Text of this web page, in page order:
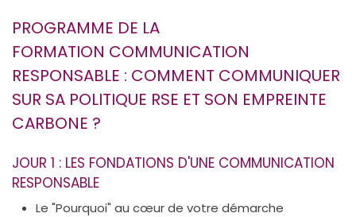
PROGRAMME DE LA
FORMATION COMMUNICATION
RESPONSABLE : COMMENT COMMUNIQUER
SUR SA POLITIQUE RSE ET SON EMPREINTE
CARBONE ?
JOUR 1 : LES FONDATIONS D'UNE COMMUNICATION
RESPONSABLE
Le "Pourquoi" au cœur de votre démarche